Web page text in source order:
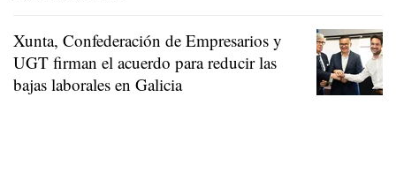
Xunta, Confederación de Empresarios y
UGT firman el acuerdo para reducir las
bajas laborales en Galicia